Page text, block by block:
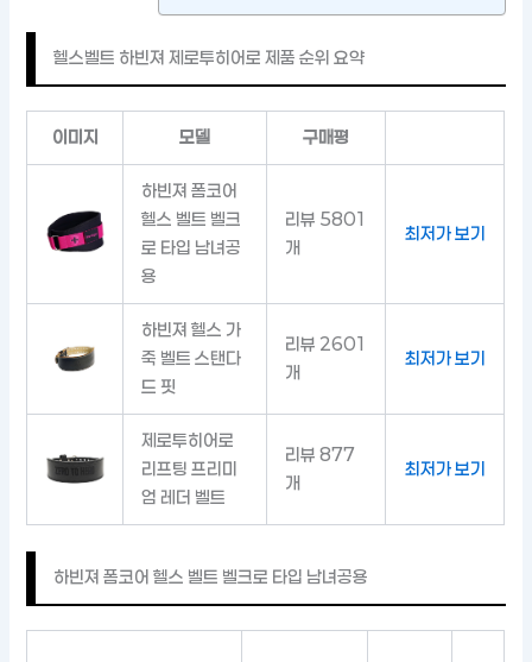
헬스벨트 하빈져 제로투히어로 제품 순위 요약
이미지 모델 구매평
하빈져 폼코어
헬스 벨트 벨크
로 타입 남녀공
용
리뷰 5801
개
최저가 보기
하빈져 헬스 가
죽 벨트 스탠다
드 핏
리뷰 2601
개
최저가 보기
제로투히어로
리프팅 프리미
엄 레더 벨트
리뷰 877
개
최저가 보기
하빈져 폼코어 헬스 벨트 벨크로 타입 남녀공용